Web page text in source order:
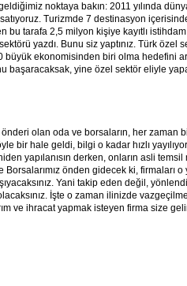
noktaya bakın: 2011 yılında
Turizmde 7 destinasyon
bu tarafa 2,5 milyon kişiye kayıtlı
yazdı. Bunu siz yaptınız. Türk özel
büyük ekonomisinden biri olma hedefini
yine özel sektör eliyle
olan oda ve borsaların, her zaman
bir hale geldi, bilgi o kadar hızlı
yapılanısın derken, onların asli
Borsalarımız önden gidecek ki, firmaları
Yani takip eden değil,
İşte o zaman ilinizde
ve ihracat yapmak isteyen firma size